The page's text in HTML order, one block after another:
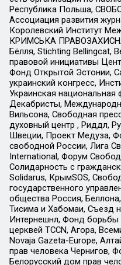
Республика Польша,
Ассоциация развития
Королевский Институт
КРИМСЬКА
Бёлля, Stichting Bellingcat,
правовой инициативы
Фонд Открытой Эстонии,
украинский конгресс,
Украинская
Декабристы,
Вильсона, Свободная
духовный центр , Риддл,
Швеции, Проект Медуза,
свободной России, Лига
International, Форум
Солидарность с
Solidarus, КрымSOS,
государственного
общества Россия,
Тисима и Хабомаи, Съезд
Интернешнл, Фонд борьбы
церквей TCCN, Агора,
Novaja Gazeta-Europe,
прав человека Чернигов,
Белорусский дом прав